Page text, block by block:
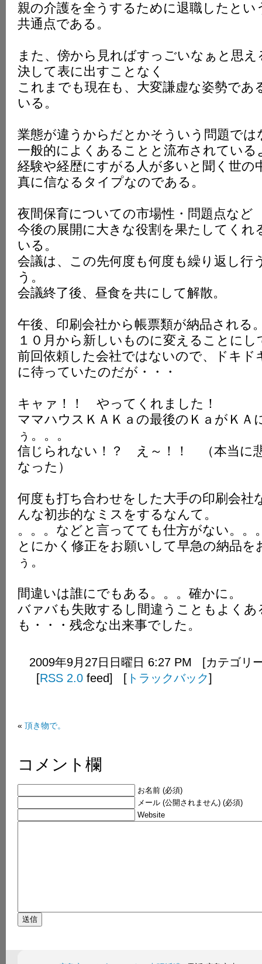
親の介護を全うするために退職したとい
共通点である。
また、傍から見ればすっごいなぁと思
決して表に出すことなく
これまでも現在も、大変謙虚な姿勢であ
いる。
業態が違うからだとかそういう問題では
一般的によくあることと流布されている
経験や経歴にすがる人が多いと聞く世の
真に信なるタイプなのである。
夜間保育についての市場性・問題点など
今後の展開に大きな役割を果たしてくれ
いる。
会議は、この先何度も何度も繰り返し行
う。
会議終了後、昼食を共にして解散。
午後、印刷会社から帳票類が納品される
１０月から新しいものに変えることに
前回依頼した会社ではないので、ドキド
に待っていたのだが・・・
キャァ ！！ やってくれました ！
ママハウスＫＡＫａの最後のＫａがＫＡ
ぅ。。。
信じられない ！？ え～ ！！
（本当
なった）
何度も打ち合わせをした大手の印刷会社
んな初歩的なミスをするなんて。
。。。などと言ってても仕方がない。。
とにかく修正をお願いして早急の納品
ぅ。
間違いは誰にでもある。。。確かに。
バァバも失敗するし間違うこともよくあ
も・・・残念な出来事でした。
2009年9月27日日曜日 6:27 PM [カテゴリ
[RSS 2.0 feed] [ トラックバック]
« 頂き物で。
コメント欄
お名前 (必須)
メール (公開されません) (必須)
Website